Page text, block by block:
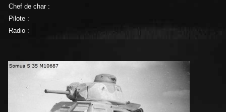
Chef de char :
Pilote :
Radio :